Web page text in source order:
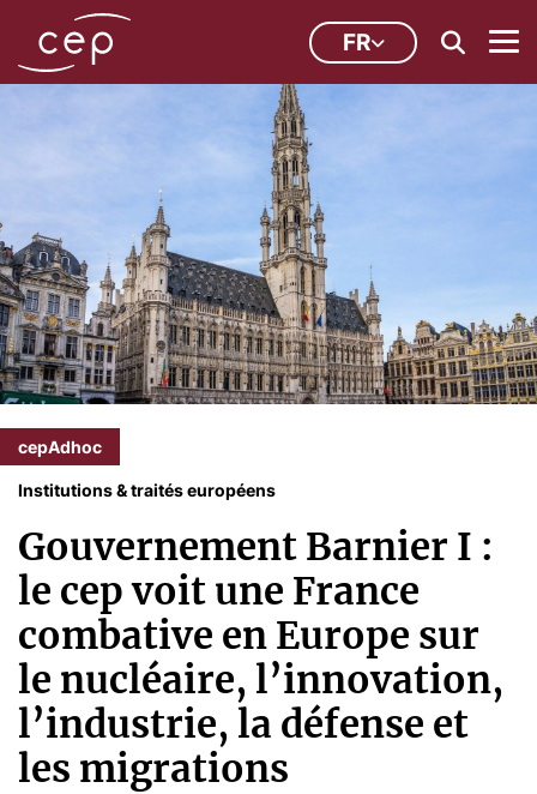
FR
cepAdhoc
Institutions & traités européens
Gouvernement Barnier I :
le cep voit une France
combative en Europe sur
le nucléaire, l’innovation,
l’industrie, la défense et
les migrations